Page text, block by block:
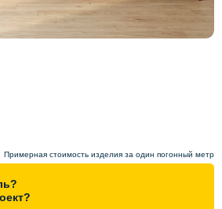
Примерная стоимость изделия за один погонный метр